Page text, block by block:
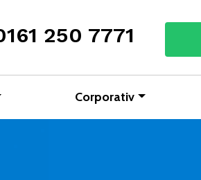
250 7771
Corporativ